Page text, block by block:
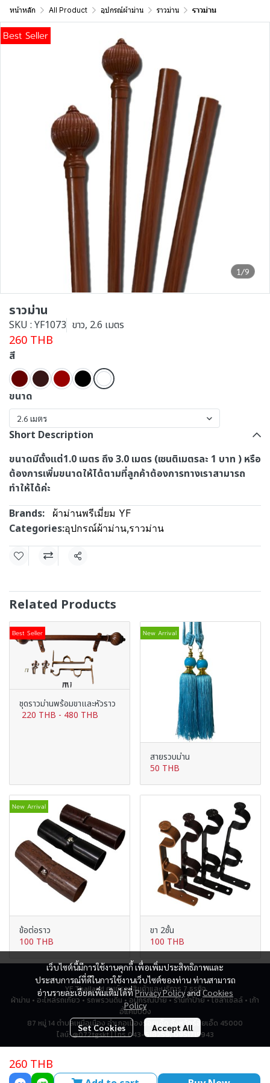
หน้าหลัก All Product อุปกรณ์ผ้าม่าน ราวม่าน ราวม่าน
1/9
Best Seller
ราวม่าน
SKU : YF1073 ขาว, 2.6 เมตร
260 THB
สี
ขนาด
2.6 เมตร
Short Description
ขนาดมีตั้งแต่1.0 เมตร ถึง 3.0 เมตร (เซนติเมตรละ 1 บาท ) หรือ
ต้องการเพิ่มขนาดให้ได้ตามที่ลูกค้าต้องการทางเราสามารถ
ทำให้ได้ค่ะ
Brands:
ผ้าม่านพรีเมี่ยม YF
Categories:อุปกรณ์ผ้าม่าน,ราวม่าน
Share
Related Products
Best Seller
ชุดราวม่านพร้อมขาและหัวราว
220 THB - 480 THB
New Arrival
สายรวบม่าน
50 THB
New Arrival
ข้อต่อราว
100 THB
ขา 2ชั้น
100 THB
260 THB
เว็บไซต์นี้มีการใช้งานคุกกี้ เพื่อเพิ่มประสิทธิภาพและ
ประสบการณ์ที่ดีในการใช้งานเว็บไซต์ของท่าน ท่านสามารถ
อ่านรายละเอียดเพิ่มเติมได้ที่Privacy PolicyandCookies
Policy
Set Cookies Accept All
YF Thailand ศูนย์รวมสินค้าและบริการ 7 ธุรกิจ
ผ้าม่าน • อะไหล่รถเกี่ยว • รถพรวนดิน • อุปกรณ์ป้าย • ร้านทำป้าย • โซล่าเซลล์ • เก้า
อี้แคมป์ปิ้ง
87 หมู่ 14 ตำบลเหนือเมือง อำเภอเมืองร้อยเอ็ด จังหวัดร้อยเอ็ด 45000
ไลน์: @072tgskt | โทร 043-518259, 0951715943
Total Visitor2,797,756